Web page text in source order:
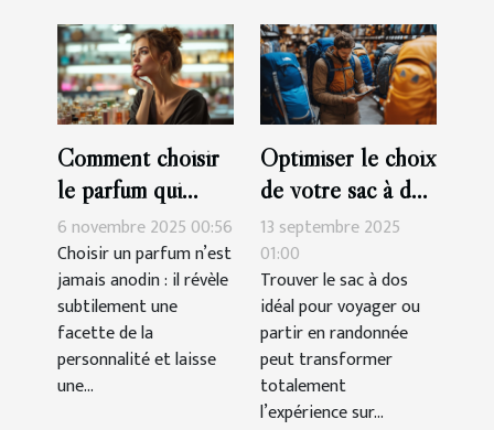
Comment choisir
le parfum qui
complète votre
personnalité?
6 novembre 2025 00:56
Choisir un parfum n’est
jamais anodin : il révèle
subtilement une
facette de la
personnalité et laisse
une...
Optimiser le choix
de votre sac à dos
pour voyages et
randonnées
13 septembre 2025
01:00
Trouver le sac à dos
idéal pour voyager ou
partir en randonnée
peut transformer
totalement
l’expérience sur...